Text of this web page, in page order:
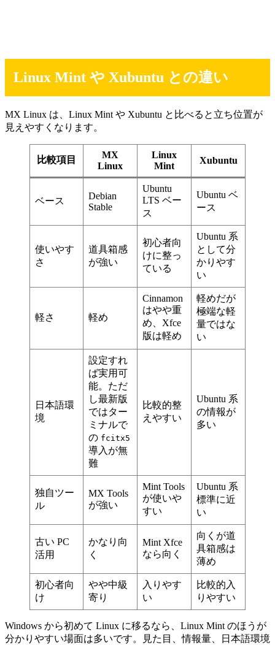
Linux Mint や Xubuntu との違い
MX Linux は、Linux Mint や Xubuntu と比べると立ち位置が
見えやすくなります。
比較項目
MX
Linux
Linux
Mint
Xubuntu
ベース
Debian
Stable
Ubuntu
LTS ベー
ス
Ubuntu ベ
ース
使いやす
さ
道具箱感
が強い
初心者向
けに整っ
ている
Ubuntu 系
として分
かりやす
い
軽さ 軽め
Cinnamon
はやや重
め、Xfce
版は軽め
軽めだが
極端な軽
量ではな
い
日本語環
境
設定すれ
ば実用可
能。ただ
し最新版
ではター
ミナルで
の fcitx5
導入が無
難
比較的整
えやすい
Ubuntu 系
の情報が
多い
独自ツー
ル
MX Tools
が強い
Mint Tools
が使いや
すい
Ubuntu 系
標準に近
い
古い PC
活用
かなり向
く
Mint Xfce
なら向く
向くが道
具箱感は
薄め
初心者向
け
やや中級
寄り
入りやす
い
比較的入
りやすい
Windows から初めて Linux に移るなら、Linux Mint のほうが
分かりやすい場面は多いです。見た目、情報量、日本語環境